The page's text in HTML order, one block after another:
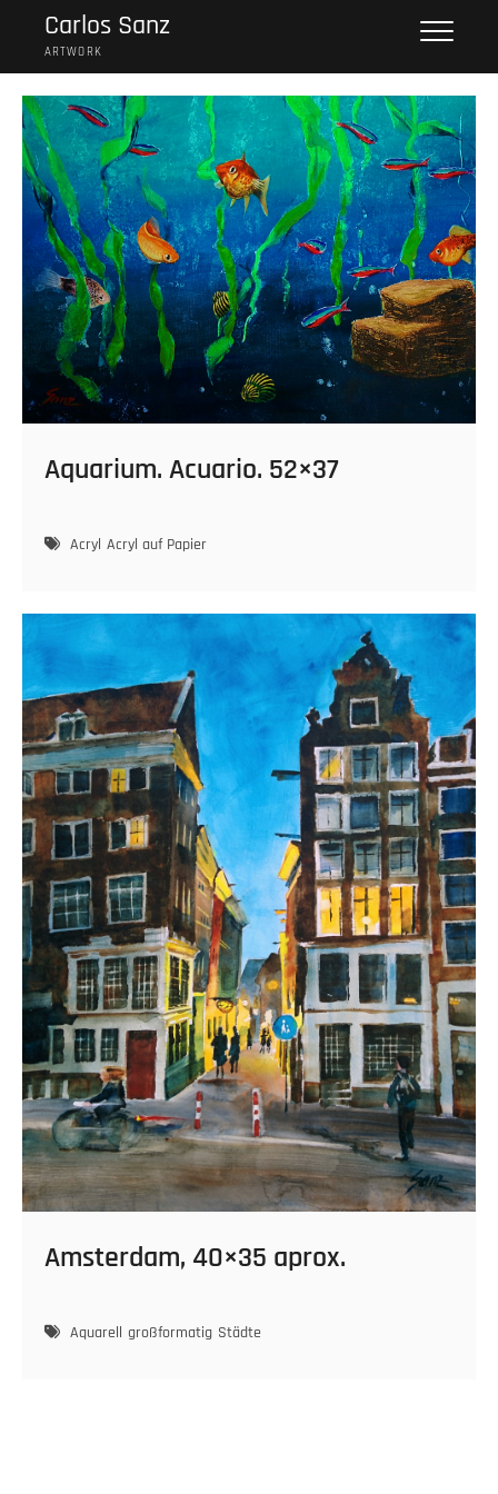
content
Carlos Sanz
ARTWORK
Aquarium. Acuario. 52×37
Acryl Acryl auf Papier
Amsterdam, 40×35 aprox.
Aquarell großformatig Städte